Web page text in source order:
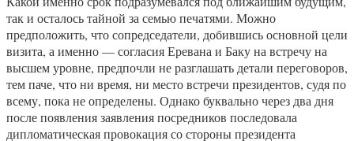
так и осталось тайной за семью печатями. Можно
предположить, что сопредседатели, добившись основной цели
визита, а именно — согласия Еревана и Баку на встречу на
высшем уровне, предпочли не разглашать детали переговоров,
тем паче, что ни время, ни место встречи президентов, судя по
всему, пока не определены. Однако буквально через два дня
после появления заявления посредников последовала
дипломатическая провокация со стороны президента